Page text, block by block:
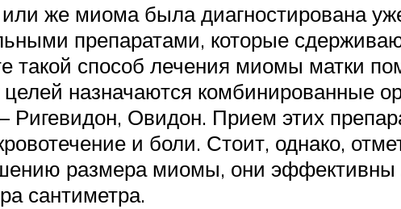
же миома была диагностирована
препаратами, которые
способ лечения миомы матки
назначаются комбинированные
Ригевидон, Овидон. Прием этих
и боли. Стоит, однако,
размера миомы, они эффективны
сантиметра.